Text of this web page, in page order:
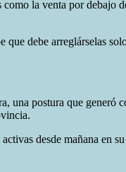
la venta por
debe arreglárselas
una postura que
desde mañana en